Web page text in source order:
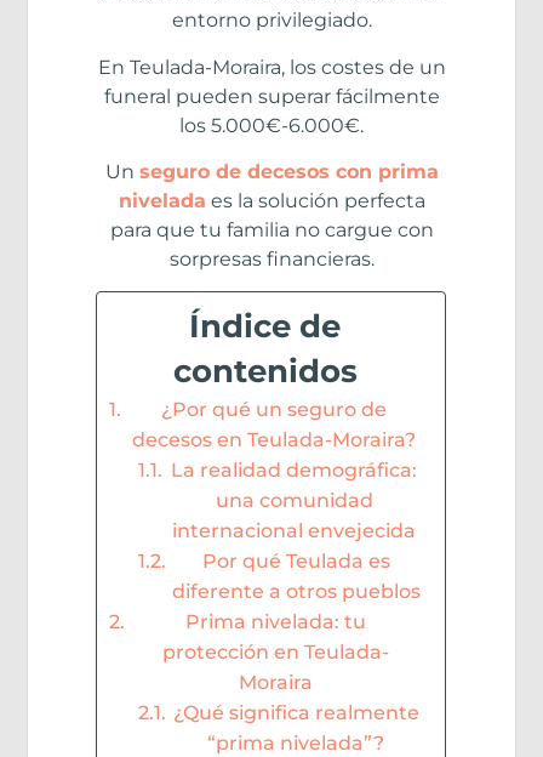
entorno privilegiado.
En Teulada-Moraira, los costes de un
funeral pueden superar fácilmente
los 5.000€-6.000€.
Un seguro de decesos con prima
nivelada es la solución perfecta
para que tu familia no cargue con
sorpresas financieras.
Índice de
contenidos
¿Por qué un seguro de
decesos en Teulada-Moraira?
La realidad demográfica:
una comunidad
internacional envejecida
Por qué Teulada es
diferente a otros pueblos
Prima nivelada: tu
protección en Teulada-
Moraira
¿Qué significa realmente
“prima nivelada”?